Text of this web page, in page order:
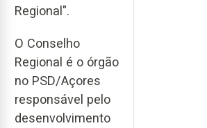
Regional".
O Conselho
Regional é o órgão
no PSD/Açores
responsável pelo
desenvolvimento